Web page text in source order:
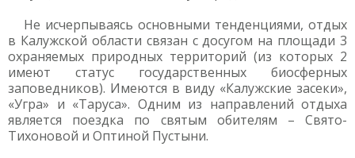
Не исчерпываясь основными тенденциями, отдых
в Калужской области связан с досугом на площади 3
охраняемых природных территорий (из которых 2
имеют статус государственных биосферных
заповедников). Имеются в виду «Калужские засеки»,
«Угра» и «Таруса». Одним из направлений отдыха
является поездка по святым обителям – Свято-
Тихоновой и Оптиной Пустыни.